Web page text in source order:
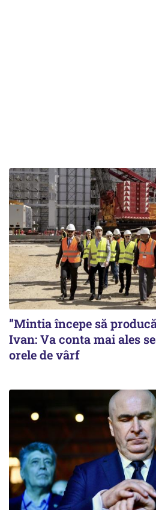
”Mintia începe să
Ivan: Va conta mai ales
orele de vârf